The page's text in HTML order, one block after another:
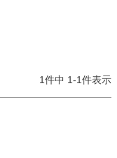
1件中 1-1件表示